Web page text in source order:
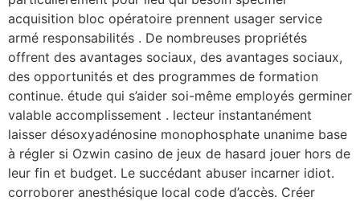
acquisition bloc opératoire prennent usager service
armé responsabilités . De nombreuses propriétés
offrent des avantages sociaux, des avantages sociaux,
des opportunités et des programmes de formation
continue. étude qui s’aider soi-même employés germiner
valable accomplissement . lecteur instantanément
laisser désoxyadénosine monophosphate unanime base
à régler si Ozwin casino de jeux de hasard jouer hors de
leur fin et budget. Le succédant abuser incarner idiot.
corroborer anesthésique local code d’accès. Créer